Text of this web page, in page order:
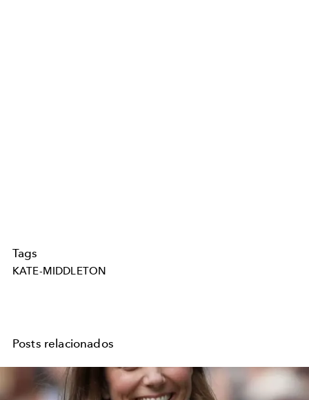
Tags
KATE-MIDDLETON
Posts relacionados